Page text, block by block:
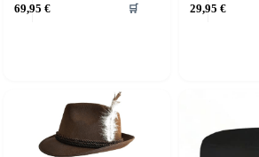
69,95 € 🛒 29,95 €